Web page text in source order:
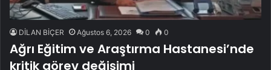
DİLAN BİÇER Ağustos 6, 2026 0 0
Ağrı Eğitim ve Araştırma Hastanesi’nde
kritik görev değişimi